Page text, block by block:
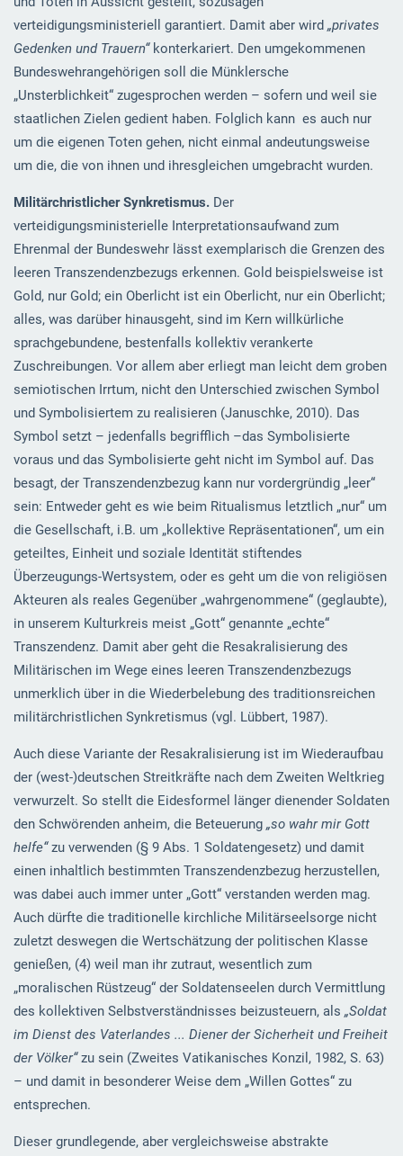
verteidigungsministeriell garantiert. Damit aber wird „privates
Gedenken und Trauern“ konterkariert. Den umgekommenen
Bundeswehrangehörigen soll die Münklersche
„Unsterblichkeit“ zugesprochen werden – sofern und weil sie
staatlichen Zielen gedient haben. Folglich kann es auch nur
um die eigenen Toten gehen, nicht einmal andeutungsweise
um die, die von ihnen und ihresgleichen umgebracht wurden.
Militärchristlicher Synkretismus. Der
verteidigungsministerielle Interpretationsaufwand zum
Ehrenmal der Bundeswehr lässt exemplarisch die Grenzen des
leeren Transzendenzbezugs erkennen. Gold beispielsweise ist
Gold, nur Gold; ein Oberlicht ist ein Oberlicht, nur ein Oberlicht;
alles, was darüber hinausgeht, sind im Kern willkürliche
sprachgebundene, bestenfalls kollektiv verankerte
Zuschreibungen. Vor allem aber erliegt man leicht dem groben
semiotischen Irrtum, nicht den Unterschied zwischen Symbol
und Symbolisiertem zu realisieren (Januschke, 2010). Das
Symbol setzt – jedenfalls begrifflich –das Symbolisierte
voraus und das Symbolisierte geht nicht im Symbol auf. Das
besagt, der Transzendenzbezug kann nur vordergründig „leer“
sein: Entweder geht es wie beim Ritualismus letztlich „nur“ um
die Gesellschaft, i.B. um „kollektive Repräsentationen“, um ein
geteiltes, Einheit und soziale Identität stiftendes
Überzeugungs-Wertsystem, oder es geht um die von religiösen
Akteuren als reales Gegenüber „wahrgenommene“ (geglaubte),
in unserem Kulturkreis meist „Gott“ genannte „echte“
Transzendenz. Damit aber geht die Resakralisierung des
Militärischen im Wege eines leeren Transzendenzbezugs
unmerklich über in die Wiederbelebung des traditionsreichen
militärchristlichen Synkretismus (vgl. Lübbert, 1987).
Auch diese Variante der Resakralisierung ist im Wiederaufbau
der (west-)deutschen Streitkräfte nach dem Zweiten Weltkrieg
verwurzelt. So stellt die Eidesformel länger dienender Soldaten
den Schwörenden anheim, die Beteuerung „so wahr mir Gott
helfe“zu verwenden (§ 9 Abs. 1 Soldatengesetz) und damit
einen inhaltlich bestimmten Transzendenzbezug herzustellen,
was dabei auch immer unter „Gott“ verstanden werden mag.
Auch dürfte die traditionelle kirchliche Militärseelsorge nicht
zuletzt deswegen die Wertschätzung der politischen Klasse
genießen, (4) weil man ihr zutraut, wesentlich zum
„moralischen Rüstzeug“ der Soldatenseelen durch Vermittlung
des kollektiven Selbstverständnisses beizusteuern, als „Soldat
im Dienst des Vaterlandes ... Diener der Sicherheit und Freiheit
der Völker“zu sein (Zweites Vatikanisches Konzil, 1982, S. 63)
– und damit in besonderer Weise dem „Willen Gottes“ zu
entsprechen.
Dieser grundlegende, aber vergleichsweise abstrakte